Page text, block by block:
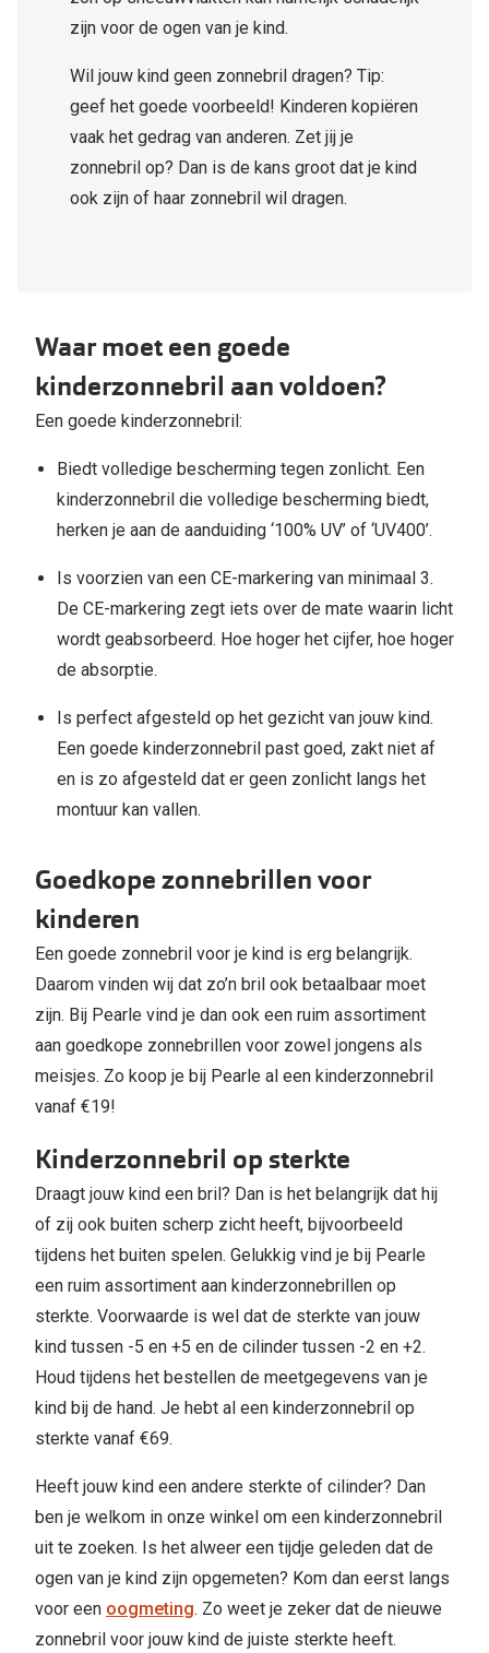
zijn voor de ogen van je kind.
Wil jouw kind geen zonnebril dragen? Tip:
geef het goede voorbeeld! Kinderen kopiëren
vaak het gedrag van anderen. Zet jij je
zonnebril op? Dan is de kans groot dat je kind
ook zijn of haar zonnebril wil dragen.
Waar moet een goede
kinderzonnebril aan voldoen?
Een goede kinderzonnebril:
Biedt volledige bescherming tegen zonlicht. Een
kinderzonnebril die volledige bescherming biedt,
herken je aan de aanduiding ‘100% UV’ of ‘UV400’.
Is voorzien van een CE-markering van minimaal 3.
De CE-markering zegt iets over de mate waarin licht
wordt geabsorbeerd. Hoe hoger het cijfer, hoe hoger
de absorptie.
Is perfect afgesteld op het gezicht van jouw kind.
Een goede kinderzonnebril past goed, zakt niet af
en is zo afgesteld dat er geen zonlicht langs het
montuur kan vallen.
Goedkope zonnebrillen voor
kinderen
Een goede zonnebril voor je kind is erg belangrijk.
Daarom vinden wij dat zo’n bril ook betaalbaar moet
zijn. Bij Pearle vind je dan ook een ruim assortiment
aan goedkope zonnebrillen voor zowel jongens als
meisjes. Zo koop je bij Pearle al een kinderzonnebril
vanaf €19!
Kinderzonnebril op sterkte
Draagt jouw kind een bril? Dan is het belangrijk dat hij
of zij ook buiten scherp zicht heeft, bijvoorbeeld
tijdens het buiten spelen. Gelukkig vind je bij Pearle
een ruim assortiment aan kinderzonnebrillen op
sterkte. Voorwaarde is wel dat de sterkte van jouw
kind tussen -5 en +5 en de cilinder tussen -2 en +2.
Houd tijdens het bestellen de meetgegevens van je
kind bij de hand. Je hebt al een kinderzonnebril op
sterkte vanaf €69.
Heeft jouw kind een andere sterkte of cilinder? Dan
ben je welkom in onze winkel om een kinderzonnebril
uit te zoeken. Is het alweer een tijdje geleden dat de
ogen van je kind zijn opgemeten? Kom dan eerst langs
voor een oogmeting. Zo weet je zeker dat de nieuwe
zonnebril voor jouw kind de juiste sterkte heeft.